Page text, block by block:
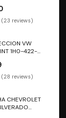
(23 reviews)
VW
1H0-422-
(28 reviews)
CHEVROLET